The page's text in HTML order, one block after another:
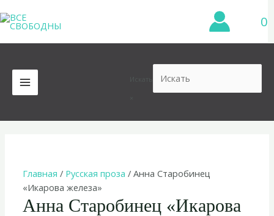
к
содержимому
0
MAIN
MENU
Главная / Русская проза / Анна Старобинец
«Икарова железа»
Анна Старобинец «Икарова